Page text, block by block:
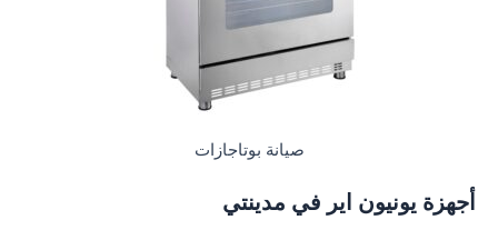
صيانة بوتاجازات
أجهزة يونيون اير في مدينتي